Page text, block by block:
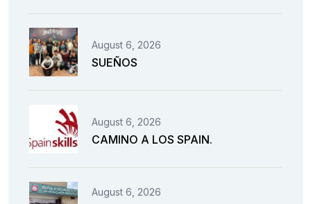
August 6, 2026
SUEÑOS
August 6, 2026
CAMINO A LOS SPAIN.
August 6, 2026